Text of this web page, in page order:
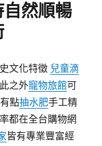
然順暢
文化特徵 兒童滴
之外寵物旅館可
點抽水肥手工精
都在全台購物網
皆有專業豐富經